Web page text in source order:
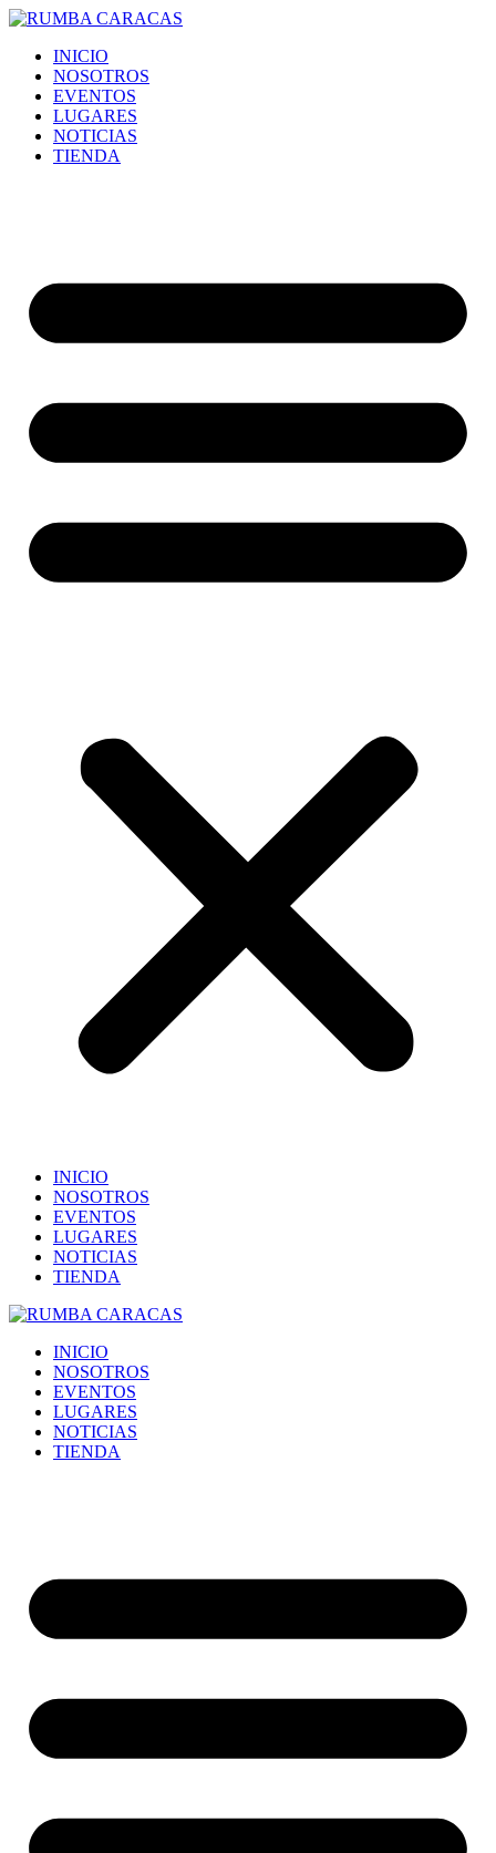
Ir
contenidoINICIO
NOSOTROS
EVENTOS
LUGARES
NOTICIAS
TIENDA
INICIO
NOSOTROS
EVENTOS
LUGARES
NOTICIAS
TIENDA
INICIO
NOSOTROS
EVENTOS
LUGARES
NOTICIAS
TIENDA